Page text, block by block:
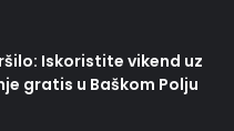
Iskoristite vikend uz
gratis u Baškom Polju